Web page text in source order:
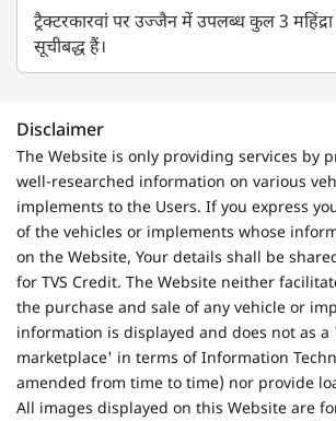
ट्रैक्टरकारवां पर उज्जैन में उपलब्ध कुल 3 महिंद्रा
सूचीबद्ध हैं।
Disclaimer
The Website is only providing services by
well-researched information on various
implements to the Users. If you express
of the vehicles or implements whose
on the Website, Your details shall be
for TVS Credit. The Website neither
the purchase and sale of any vehicle or
information is displayed and does not as
marketplace' in terms of Information
amended from time to time) nor provide
All images displayed on this Website are